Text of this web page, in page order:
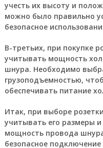
учесть их высоту и
можно было правильно
безопасное
В-третьих, при покупке
учитывать мощность
шнура. Необходимо
грузоподъемностью,
обеспечивать питание
Итак, при выборе
учитывать его размеры
мощность провода
безопасное